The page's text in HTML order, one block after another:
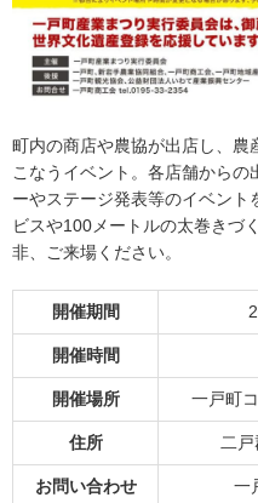
町内の商店や農協が出店し、農
こなうイベント。各店舗から
ーやステージ発表等のイベン
ビスや100メートルの太巻きづ
非、ご来場ください。
開催期間
開催時間
開催場所 一戸町
住所 二
お問い合わせ
一